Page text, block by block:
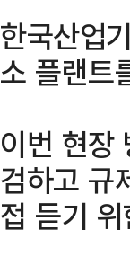
한국산업
소 플랜트
이번 현장
검하고 규
접 듣기